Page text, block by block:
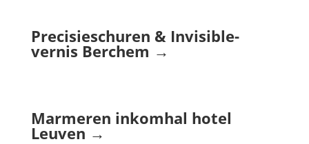
Precisieschuren & Invisible-
vernis Berchem →
Marmeren inkomhal hotel
Leuven →